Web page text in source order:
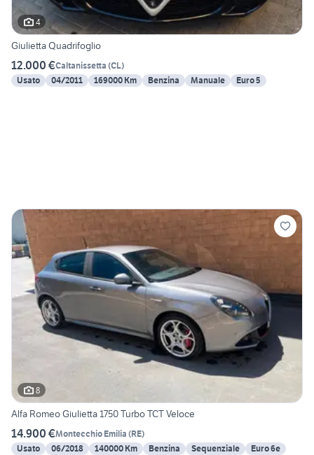
4
Giulietta Quadrifoglio
12.000 €Caltanissetta (CL)
Usato
04/2011 169000 Km Benzina Manuale Euro 5
8
Alfa Romeo Giulietta 1750 Turbo TCT Veloce
14.900 €Montecchio Emilia (RE)
Usato
06/2018 140000 Km Benzina Sequenziale
Euro 6e